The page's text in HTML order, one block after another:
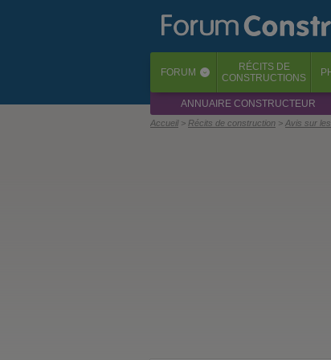
FORUM ‹ RÉCITS DE
CONSTRUCTIONS
ANNUAIRE CONSTRUCTEUR
Accueil Récits de construction Avis sur